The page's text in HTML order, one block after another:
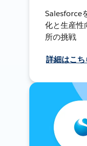
Salesforce
化と生産性
所の挑戦
詳細はこち